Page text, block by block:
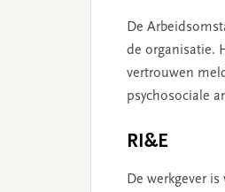
De
de organisatie.
vertrouwen
psychosociale
RI&E
De werkgever